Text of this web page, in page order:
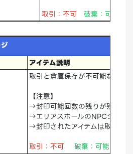
取引：不可
破棄：可能
アイテム説明
取引と倉庫保存が不可能なアイ
【注意】
→封印可能回数の残りが残って
→エリアスホールのNPCシャロ
→封印されたアイテムは取引可
取引：不可
破棄：可能 倉